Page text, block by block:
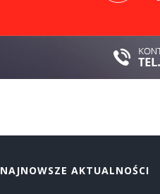
NAJNOWSZE AKTUALNOŚCI